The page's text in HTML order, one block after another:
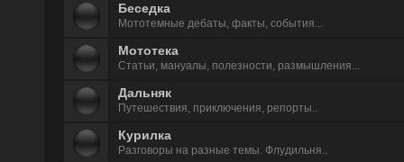
Беседка
Мототемные дeбаты, факты, события...
Мототека
Статьи, мануалы, полезности, размышления...
Дальняк
Путешествия, приключения, репорты..
Курилка
Разговоры на разные темы. Флудильня..